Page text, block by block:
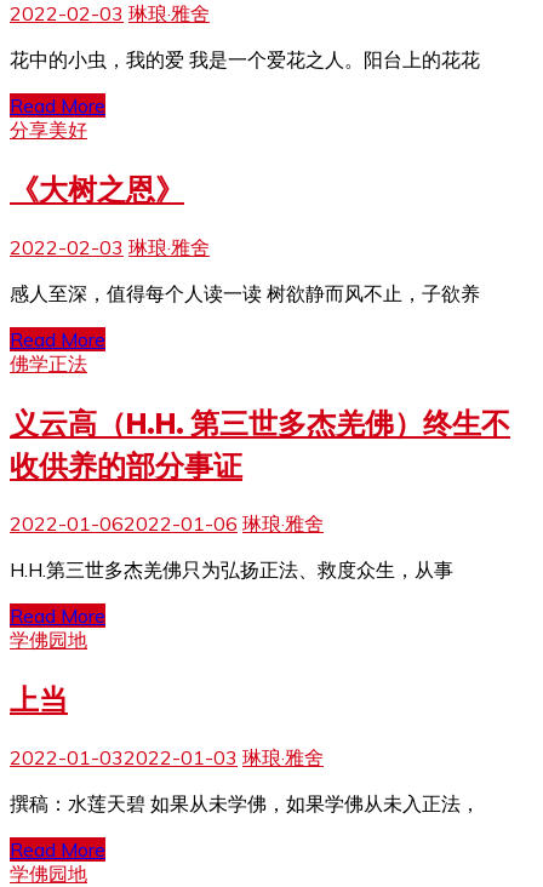
2022-02-03 琳琅·雅舍
花中的小虫，我的爱 我是一个爱花之人。阳台上的花花
Read More
分享美好
《大树之恩》
2022-02-03 琳琅·雅舍
感人至深，值得每个人读一读 树欲静而风不止，子欲养
Read More
佛学正法
义云高（H.H. 第三世多杰羌佛）终生不
收供养的部分事证
2022-01-062022-01-06 琳琅·雅舍
H.H.第三世多杰羌佛只为弘扬正法、救度众生，从事
Read More
学佛园地
上当
2022-01-032022-01-03 琳琅·雅舍
撰稿：水莲天碧 如果从未学佛，如果学佛从未入正法，
Read More
学佛园地